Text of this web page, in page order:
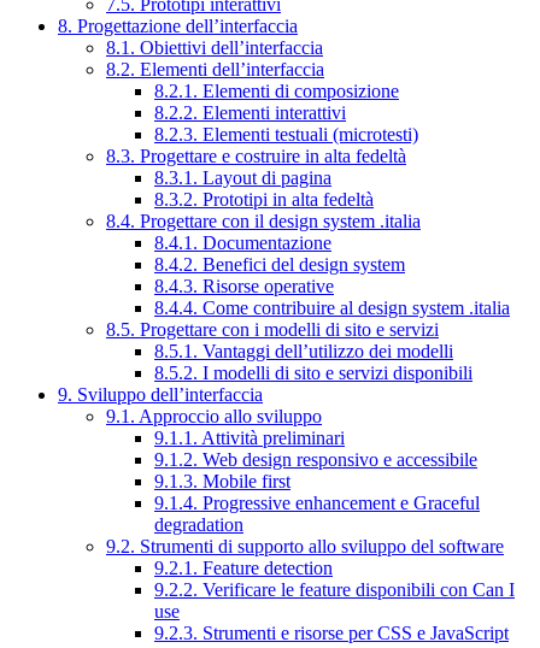
8. Progettazione dell’interfaccia
8.1. Obiettivi dell’interfaccia
8.2. Elementi dell’interfaccia
8.2.1. Elementi di composizione
8.2.2. Elementi interattivi
8.2.3. Elementi testuali (microtesti)
8.3. Progettare e costruire in alta fedeltà
8.3.1. Layout di pagina
8.3.2. Prototipi in alta fedeltà
8.4. Progettare con il design system .italia
8.4.1. Documentazione
8.4.2. Benefici del design system
8.4.3. Risorse operative
8.4.4. Come contribuire al design system .italia
8.5. Progettare con i modelli di sito e servizi
8.5.1. Vantaggi dell’utilizzo dei modelli
8.5.2. I modelli di sito e servizi disponibili
9. Sviluppo dell’interfaccia
9.1. Approccio allo sviluppo
9.1.1. Attività preliminari
9.1.2. Web design responsivo e accessibile
9.1.3. Mobile first
9.1.4. Progressive enhancement e Graceful
degradation
9.2. Strumenti di supporto allo sviluppo del software
9.2.1. Feature detection
9.2.2. Verificare le feature disponibili con Can I
use
9.2.3. Strumenti e risorse per CSS e JavaScript